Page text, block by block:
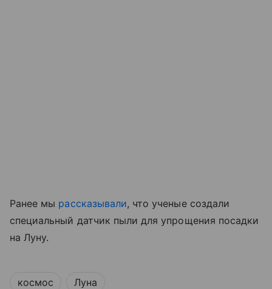
Ранее мы рассказывали, что ученые создали
специальный датчик пыли для упрощения посадки
на Луну.
космос Луна